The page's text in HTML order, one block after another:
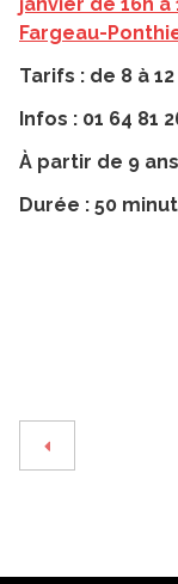
Fargeau-
Tarifs : de 8 à
Infos : 01 64 81
À partir de 9
Durée : 50